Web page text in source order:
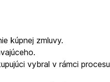
kúpnej zmluvy.
vybral v rámci procesu